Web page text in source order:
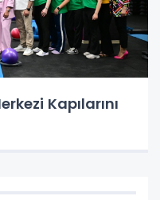
Kapılarını